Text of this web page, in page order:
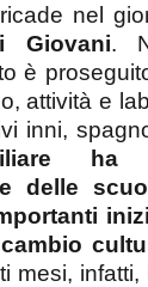
nel
Giovani.
è
attività e
inni,
ha
delle
mesi,